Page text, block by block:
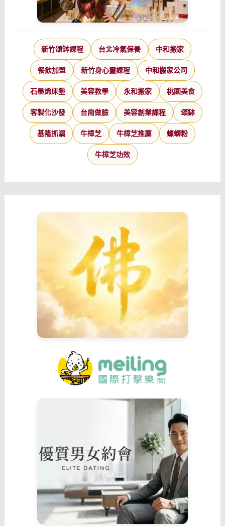
新竹頌缽課程 台北冷氣保養 中和搬家
餐飲加盟 新竹身心靈課程 中和搬家公司
石墨烯床墊 美容教學 永和搬家 桃園美食
客製化沙發 台南做臉 美容創業課程 頌缽
基隆抓漏 牛樟芝 牛樟芝推薦 螺螄粉
牛樟芝功效